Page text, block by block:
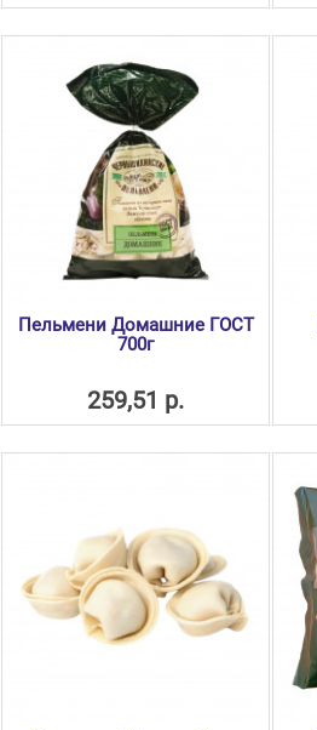
Пельмени Домашние ГОСТ
700г
259,51 р.